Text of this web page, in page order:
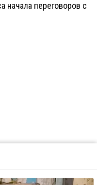
начала переговоров с